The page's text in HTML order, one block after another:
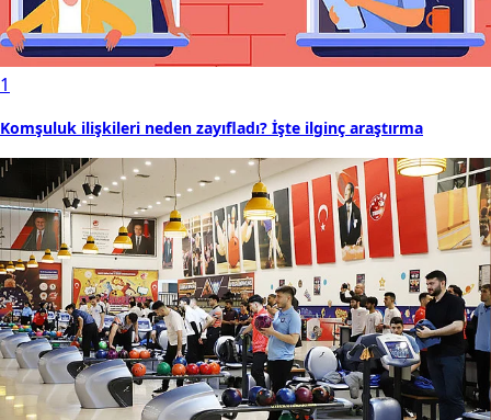
1
Komşuluk ilişkileri neden zayıfladı? İşte ilginç araştırma